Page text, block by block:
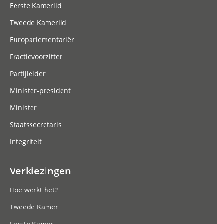
Eerste Kamerlid
Tweede Kamerlid
Europarlementariër
Fractievoorzitter
Partijleider
Minister-president
Minister
Staatssecretaris
Integriteit
Verkiezingen
Hoe werkt het?
Tweede Kamer